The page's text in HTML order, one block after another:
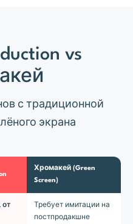
vs
с традиционной
экрана
Хромакей (Green
Screen)
от
Требует имитации на
постпродакшне